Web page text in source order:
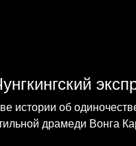
истории об
драмеди Вонга